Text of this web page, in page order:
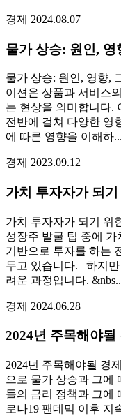
경제 2024.08.07
물가 상승: 원인, 영
물가 상승: 원인, 영향,
이션은 상품과 서비스
는 현상을 의미합니다.
전반에 걸쳐 다양한 영
에 따른 영향을 이해하...
경제 2023.09.12
가치 투자자가 되
가치 투자자가 되기
성장주 발굴 팁 중에
기반으로 투자를 하는
두고 있습니다. 하지만
려운 과정입니다.
경제 2024.06.28
2024년 주목해야될
2024년 주목해야될 경
으로 물가 상승과 그에
들의 금리 정책과 그에
로나19 팬데믹 이후 지